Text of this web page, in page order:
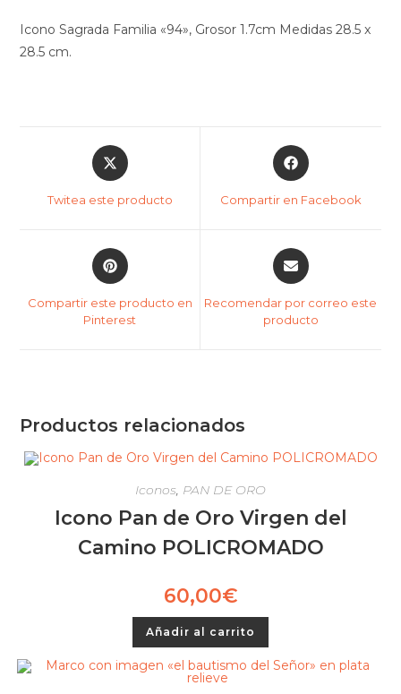
Icono Sagrada Familia «94», Grosor 1.7cm Medidas 28.5 x
28.5 cm.
Twitea este producto Compartir en Facebook
Compartir este producto en
Pinterest
Recomendar por correo este
producto
Productos relacionados
Iconos, PAN DE ORO
Icono Pan de Oro Virgen del
Camino POLICROMADO
60,00€
Añadir al carrito